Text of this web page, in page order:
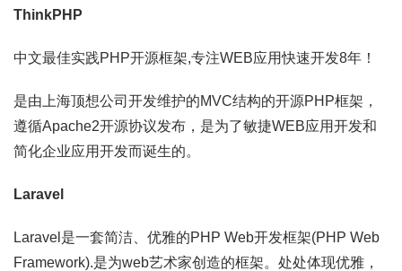
ThinkPHP
中文最佳实践PHP开源框架,专注WEB应用快速开发8年！
是由上海顶想公司开发维护的MVC结构的开源PHP框架，
遵循Apache2开源协议发布，是为了敏捷WEB应用开发和
简化企业应用开发而诞生的。
Laravel
Laravel是一套简洁、优雅的PHP Web开发框架(PHP Web
Framework).是为web艺术家创造的框架。处处体现优雅，